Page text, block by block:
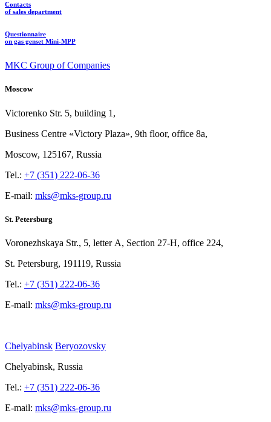
Contacts
of sales department
Questionnaire
on gas genset Mini-MPP
MKC Group of Companies
Moscow
Victorenko Str. 5, building 1,
Business Centre «Victory Plaza», 9th floor, office 8a,
Moscow, 125167, Russia
Tel.: +7 (351) 222-06-36
E-mail: mks@mks-group.ru
St. Petersburg
Voronezhskaya Str., 5, letter A, Section 27-Н, office 224,
St. Petersburg, 191119, Russia
Tel.: +7 (351) 222-06-36
E-mail: mks@mks-group.ru
Chelyabinsk Beryozovsky
Chelyabinsk, Russia
Tel.: +7 (351) 222-06-36
E-mail: mks@mks-group.ru